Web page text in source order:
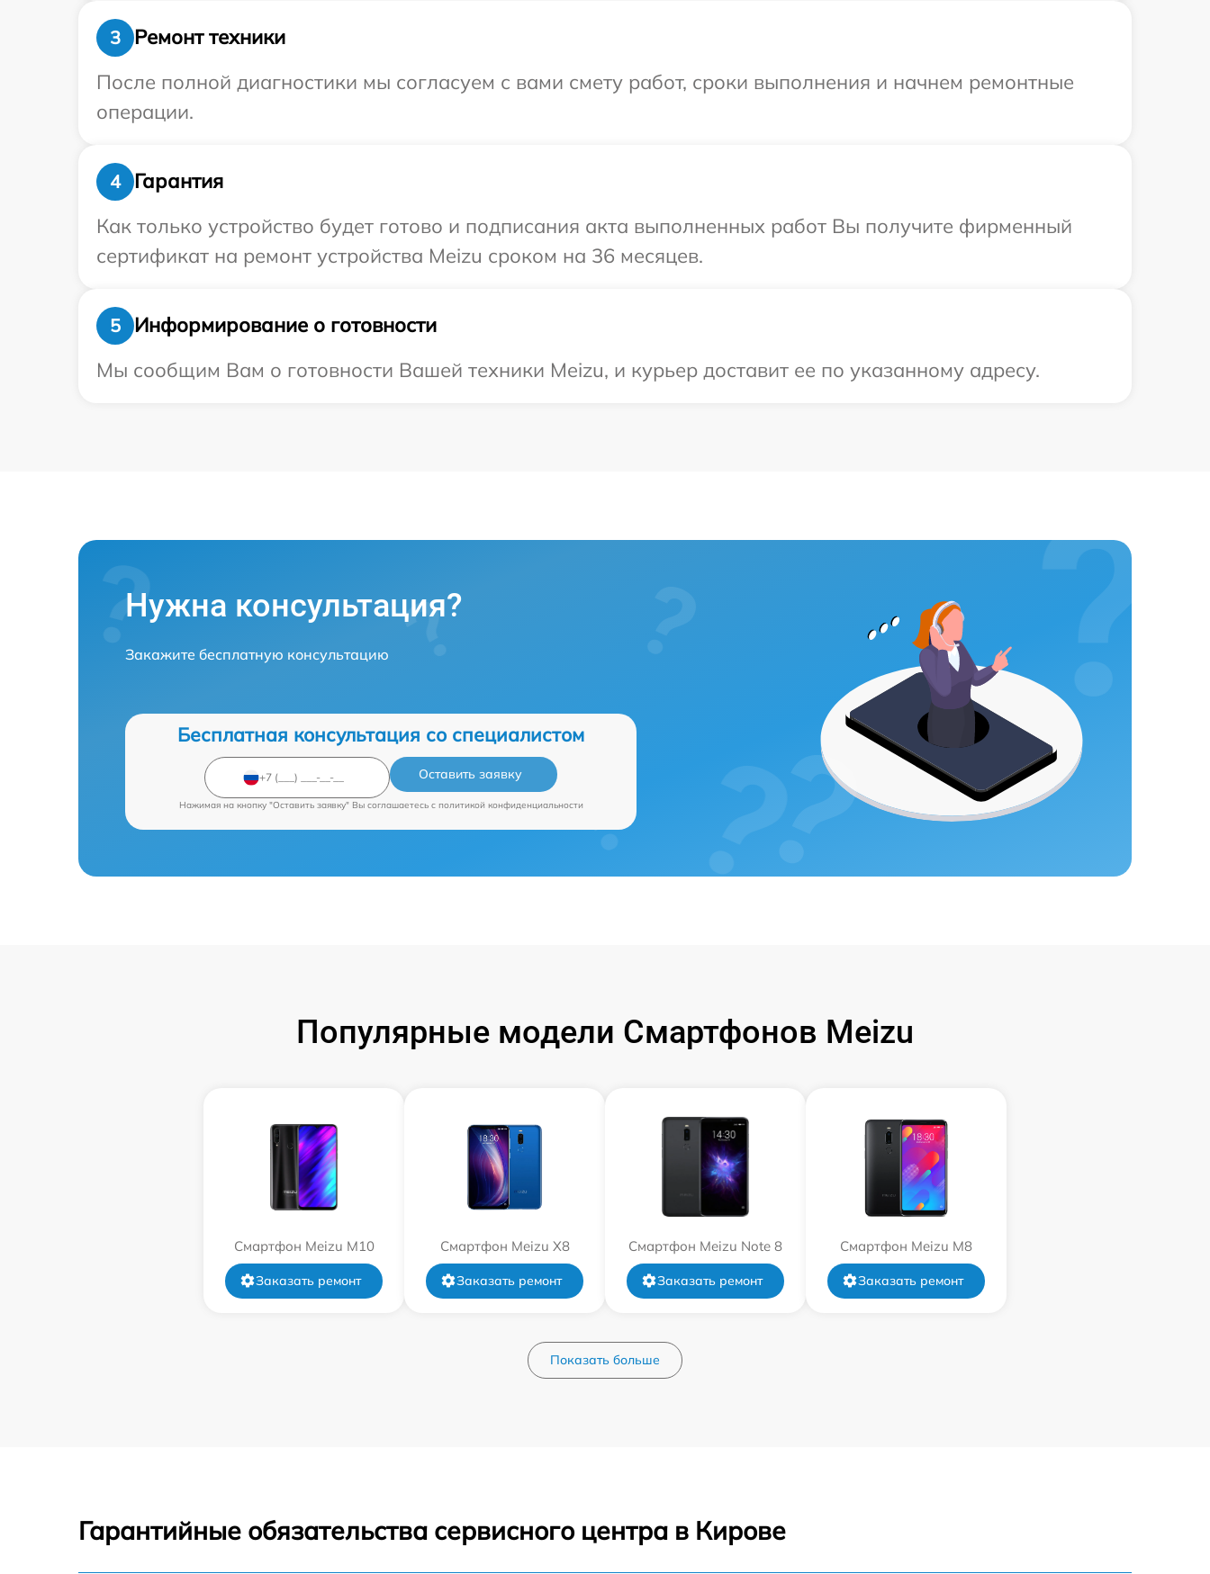
3
Ремонт техники
После полной диагностики мы согласуем с вами смету работ, сроки выполнения и начнем ремонтные
операции.
4
Гарантия
Как только устройство будет готово и подписания акта выполненных работ Вы получите фирменный
сертификат на ремонт устройства Meizu сроком на 36 месяцев.
5
Информирование о готовности
Мы сообщим Вам о готовности Вашей техники Meizu, и курьер доставит ее по указанному адресу.
Нужна консультация?
Закажите бесплатную консультацию
Бесплатная консультация со специалистом
Оставить заявку
Нажимая на кнопку "Оставить заявку" Вы соглашаетесь c политикой конфиденциальности
Популярные модели Смартфонов Meizu
Смартфон Meizu M10
Заказать ремонт
Смартфон Meizu X8
Заказать ремонт
Смартфон Meizu Note 8
Заказать ремонт
Смартфон Meizu M8
Заказать ремонт
Показать больше
Гарантийные обязательства сервисного центра в Кирове